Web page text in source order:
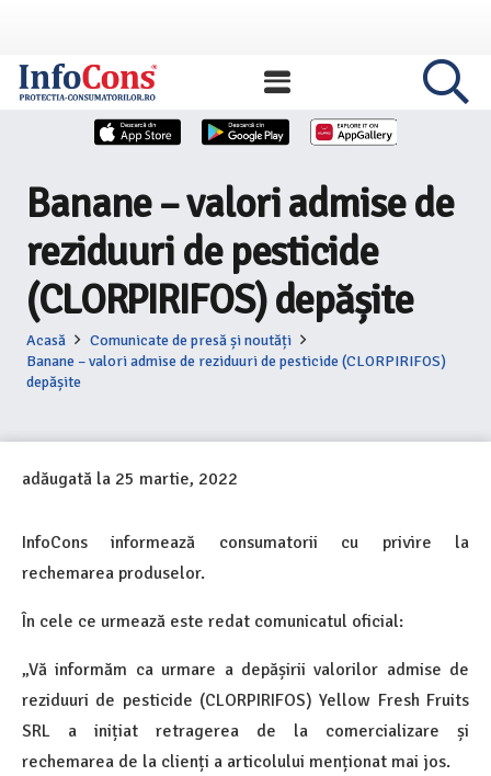
Banane – valori admise de
reziduuri de pesticide
(CLORPIRIFOS) depășite
Acasă
Comunicate de presă și noutăți
Banane – valori admise de reziduuri de pesticide (CLORPIRIFOS)
depășite
adăugată la 25 martie, 2022
InfoCons informează consumatorii cu privire la
rechemarea produselor.
În cele ce urmează este redat comunicatul oficial:
„Vă informăm ca urmare a depășirii valorilor admise de
reziduuri de pesticide (CLORPIRIFOS) Yellow Fresh Fruits
SRL a inițiat retragerea de la comercializare și
rechemarea de la clienți a articolului menționat mai jos.